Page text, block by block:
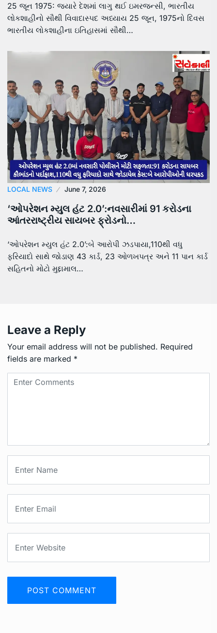
25 જૂન 1975: જ્યારે દેશમાં લાગુ થઈ ઇમરજન્સી, ભારતીય
લોકશાહીનો સૌથી વિવાદાસ્પદ અધ્યાય 25 જૂન, 1975નો દિવસ
ભારતીય લોકશાહીના ઇતિહાસમાં સૌથી…
LOCAL NEWS June 7, 2026
‘ઓપરેશન મ્યુલ હંટ 2.0’:નવસારીમાં 91 કરોડના
આંતરરાષ્ટ્રીય સાયબર ફ્રોડનો…
‘ઓપરેશન મ્યુલ હંટ 2.0’:બે આરોપી ઝડપાયા,110થી વધુ
ફરિયાદો સાથે જોડાણ 43 કાર્ડ, 23 ઓળખપત્ર અને 11 પાન કાર્ડ
સહિતનો મોટો મુદ્દામાલ…
Leave a Reply
Your email address will not be published. Required
fields are marked *